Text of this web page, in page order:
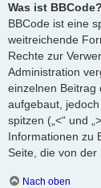
Was ist BBCode?
BBCode ist eine
weitreichende
Rechte zur
Administration
einzelnen Beitrag
aufgebaut, jedoch
spitzen („<“ und
Informationen zu
Seite, die von
Nach oben